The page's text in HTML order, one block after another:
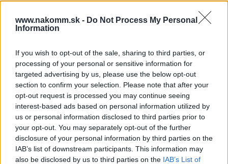
www.nakomm.sk - Do Not Process My Personal
Information
If you wish to opt-out of the sale, sharing to third parties, or
processing of your personal or sensitive information for
targeted advertising by us, please use the below opt-out
section to confirm your selection. Please note that after your
opt-out request is processed you may continue seeing
interest-based ads based on personal information utilized by
us or personal information disclosed to third parties prior to
your opt-out. You may separately opt-out of the further
disclosure of your personal information by third parties on the
IAB’s list of downstream participants. This information may
also be disclosed by us to third parties on the IAB’s List of
✔ Moderný dizajn
Nábytková úchytka UM-914 je moderný a elegantný prvok
zariadenia, navrhnutý na montáž na čelá šatníkových skríň a
ľahko a minimalisticky, pričom si zachováva pevnosť a odolnosť.
✔ Vyrobená z eloxovaného hliníka
Úchytka je vyrobená z kvalitného eloxovaného hliníka, ktorý
zabezpečuje dlhú životnosť a trvácny estetický vzhľad.
✔ Jednoduchá montáž
Úchytka sa montuje pomocou skrytých skrutiek, čo umožňuje
zachovať čistú a elegantnú líniu nábytku. Súčasťou balenia sú
montážne prvky, takže inštalácia je možná ihneď po rozbalení.